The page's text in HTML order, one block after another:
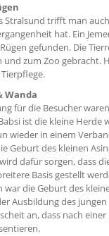
Stralsund trifft man
hat. Ein
gefunden. Die
und zum Zoo gebracht.
Wanda
für die Besucher
ist die kleine
wieder in einem
Geburt des kleinen
dafür sorgen, dass
Basis gestellt
die Geburt des
Ausbildung des
an, dass nach